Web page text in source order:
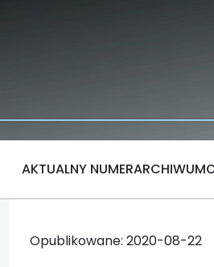
AKTUALNY NUMERARCHIWUM
Opublikowane: 2020-08-22